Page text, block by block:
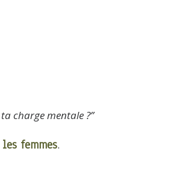
charge mentale ?”
femmes.